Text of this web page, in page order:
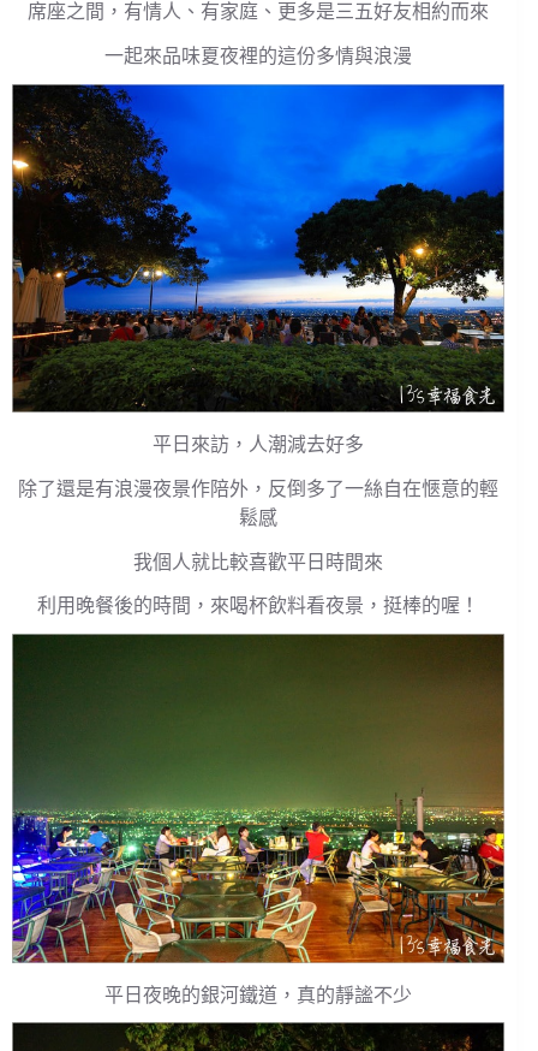
席座之間，有情人、有家庭、更多是三五好友相約而來
一起來品味夏夜裡的這份多情與浪漫
平日來訪，人潮減去好多
除了還是有浪漫夜景作陪外，反倒多了一絲自在愜意的輕
鬆感
我個人就比較喜歡平日時間來
利用晚餐後的時間，來喝杯飲料看夜景，挺棒的喔！
平日夜晚的銀河鐵道，真的靜謐不少